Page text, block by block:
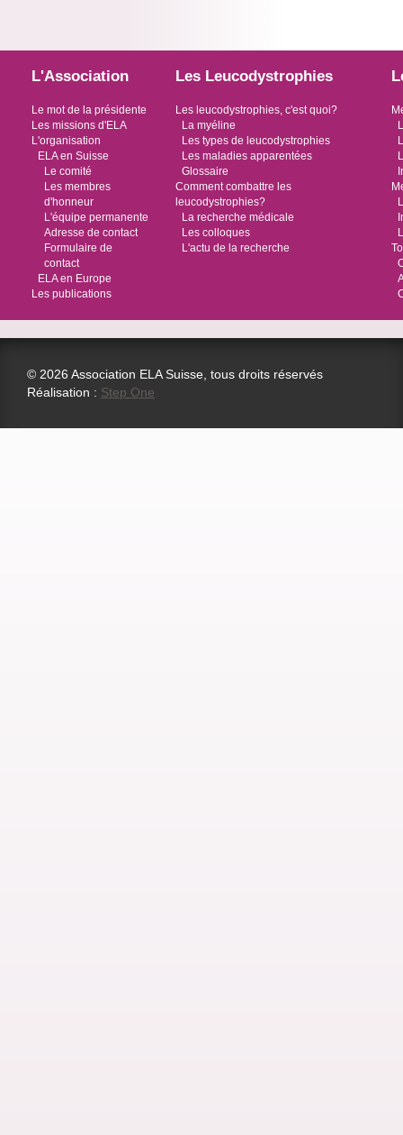
L'Association
Le mot de la présidente
Les missions d'ELA
L'organisation
ELA en Suisse
Le comité
Les membres
d'honneur
L'équipe permanente
Adresse de contact
Formulaire de
contact
ELA en Europe
Les publications
Les Leucodystrophies
Les leucodystrophies, c'est quoi?
La myéline
Les types de leucodystrophies
Les maladies apparentées
Glossaire
Comment combattre les
leucodystrophies?
La recherche médicale
Les colloques
L'actu de la recherche
© 2026 Association ELA Suisse, tous droits réservés
Réalisation : Step One